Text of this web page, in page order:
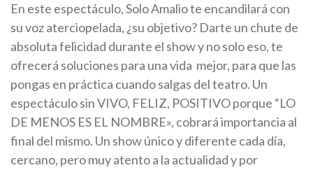
En este espectáculo, Solo Amalio te encandilará con
su voz aterciopelada, ¿su objetivo? Darte un chute de
absoluta felicidad durante el show y no solo eso, te
ofrecerá soluciones para una vida mejor, para que las
pongas en práctica cuando salgas del teatro. Un
espectáculo sin VIVO, FELIZ, POSITIVO porque “LO
DE MENOS ES EL NOMBRE», cobrará importancia al
final del mismo. Un show único y diferente cada día,
cercano, pero muy atento a la actualidad y por